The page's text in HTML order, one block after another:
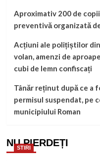
Aproximativ 200 de
preventivă organizată
Acțiuni ale polițiștilor
volan, amenzi de
cubi de lemn confiscați
Tânăr reținut după ce a
permisul suspendat, pe
municipiului Roman
NU PIERDEȚI
STIRI